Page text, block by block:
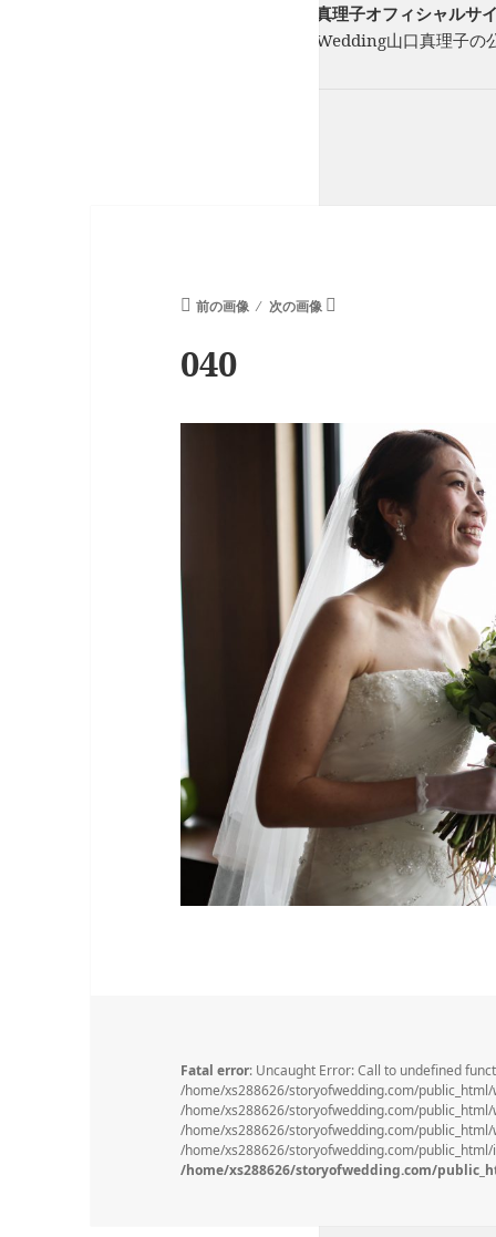
フリーランスウエディングプランナー山口真理子オフィシャル
フリーのウエディングプランナーStory of Wedding山口真理子
前の画像 次の画像
040
Fatal error: Uncaught Error: Call to undefined
/home/xs288626/storyofwedding.com/
/home/xs288626/storyofwedding.com/
/home/xs288626/storyofwedding.com/
/home/xs288626/storyofwedding.com/
/home/xs288626/storyofwedding.com/